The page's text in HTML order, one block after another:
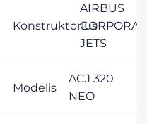
Konstruktorius
AIRBUS
CORPORATE
JETS
Modelis
ACJ 320
NEO